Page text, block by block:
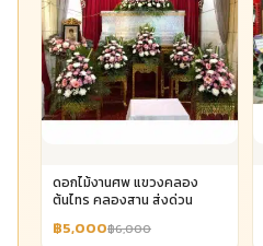
ดอกไม้งานศพ แขวงคลอง
ต้นไทร คลองสาน ส่งด่วน
฿5,000฿6,000